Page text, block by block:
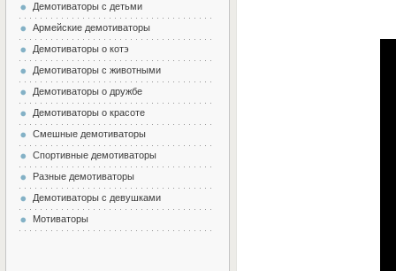
Демотиваторы с детьми
Армейские демотиваторы
Демотиваторы о котэ
Демотиваторы с животными
Демотиваторы о дружбе
Демотиваторы о красоте
Смешные демотиваторы
Спортивные демотиваторы
Разные демотиваторы
Демотиваторы с девушками
Мотиваторы